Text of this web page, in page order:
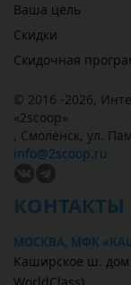
Ваша цель
Скидки
Скидочная
© 2016 -2026,
«2scoop»
, Смоленск, ул.
info@2scoop.ru
КОНТАКТЫ
МОСКВА, МФК
Каширское ш. дом